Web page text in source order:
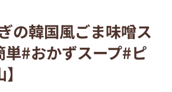
の韓国風ごま味噌ス
#おかずスープ#ピ